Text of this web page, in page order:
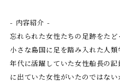
- 内容紹介 -
忘れられた女性たちの足跡をたど
小さな島国に足を踏み入れた人
年代に活躍していた女性船長の
に出ていた女性がいたのではな